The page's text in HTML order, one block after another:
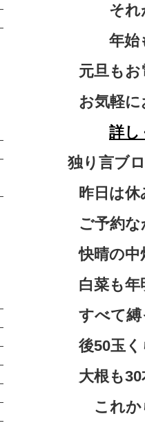
それが
年始も2
元旦もお
お気軽に
詳し
独り言ブ
昨日は休
ご予約な
快晴の中
白菜も年
すべて縛
後50玉く
大根も30
これか